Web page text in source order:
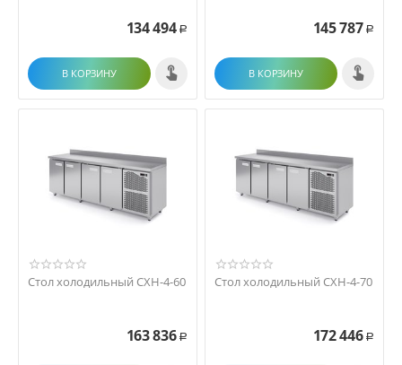
134 494 Р
В КОРЗИНУ
145 787 Р
В КОРЗИНУ
Стол холодильный СХН-4-60
163 836 Р
Стол холодильный СХН-4-70
172 446 Р